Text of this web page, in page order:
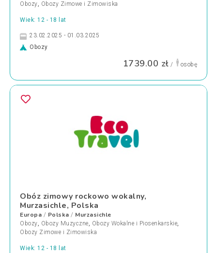
Obozy, Obozy Zimowe i Zimowiska
Wiek: 12 - 18 lat
23.02.2025 - 01.03.2025
Obozy
1739.00 zł / osobę
Obóz zimowy rockowo wokalny,
Murzasichle, Polska
Europa / Polska / Murzasichle
Obozy, Obozy Muzyczne, Obozy Wokalne i Piosenkarskie,
Obozy Zimowe i Zimowiska
Wiek: 12 - 18 lat